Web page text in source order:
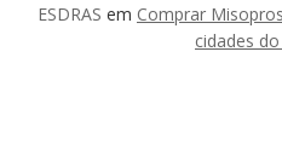
ESDRAS em Comprar
cidades